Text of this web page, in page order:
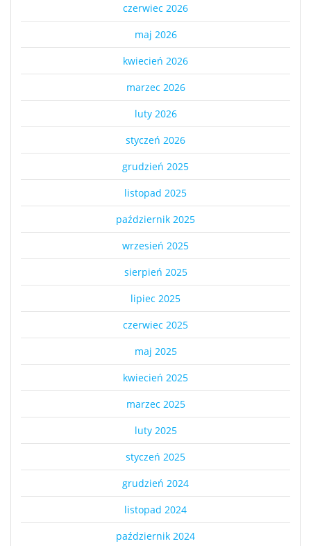
czerwiec 2026
maj 2026
kwiecień 2026
marzec 2026
luty 2026
styczeń 2026
grudzień 2025
listopad 2025
październik 2025
wrzesień 2025
sierpień 2025
lipiec 2025
czerwiec 2025
maj 2025
kwiecień 2025
marzec 2025
luty 2025
styczeń 2025
grudzień 2024
listopad 2024
październik 2024